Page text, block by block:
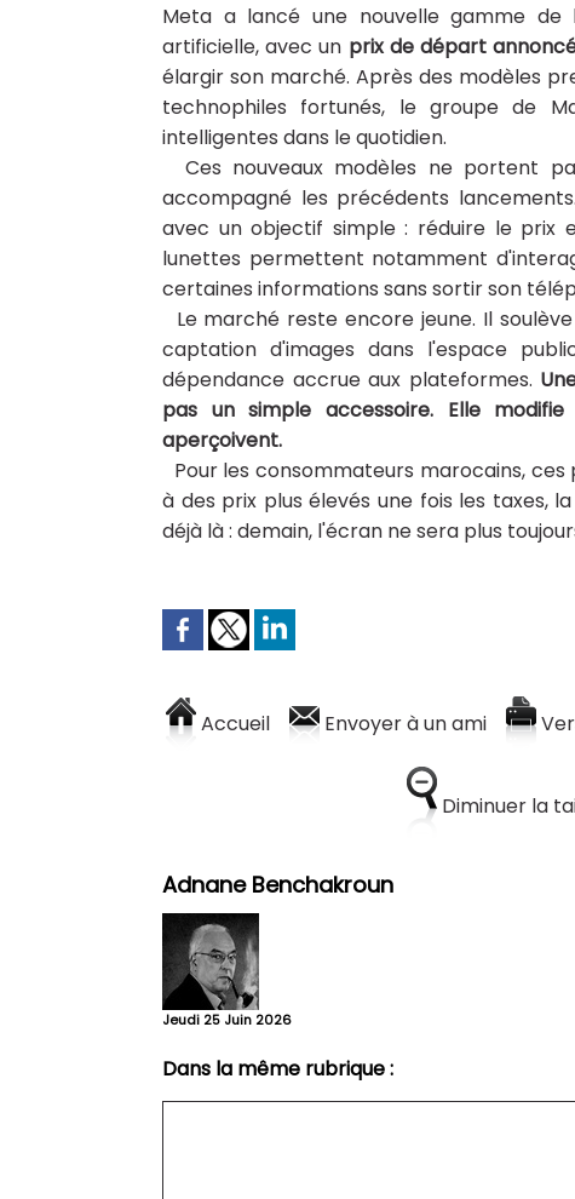
Meta a lancé une nouvelle gamme de
artificielle, avec un prix de départ
élargir son marché. Après des modèles
technophiles fortunés, le groupe de
intelligentes dans le quotidien.
Ces nouveaux modèles ne portent
accompagné les précédents
avec un objectif simple : réduire le prix
lunettes permettent notamment
certaines informations sans sortir son
Le marché reste encore jeune. Il
captation d'images dans l'espace
dépendance accrue aux plateformes.
pas un simple accessoire. Elle
aperçoivent.
Pour les consommateurs marocains,
à des prix plus élevés une fois les taxes,
déjà là : demain, l'écran ne sera plus
Accueil Envoyer à un ami
Diminuer la
Adnane Benchakroun
Jeudi 25 Juin 2026
Dans la même rubrique :